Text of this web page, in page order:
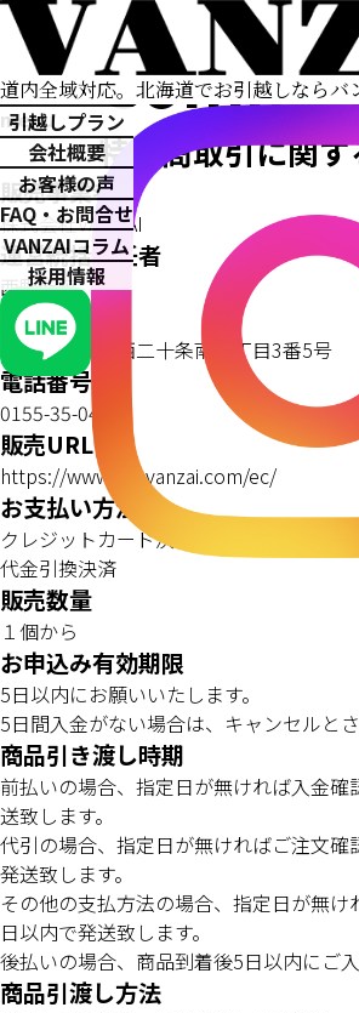
道内全域対応。 北海道でお引越しならバ
menu
引越しプラン
会社概要
お客様の声
FAQ・お問合せ
VANZAIコラム
採用情報
特定商取引に関
販売事業者
株式会社VANZAI
運営統括責任者
西野智暁
所在地
北海道帯広市西二十条南二丁目3番5号
電話番号
0155-35-0441
販売URL
https://www.vanvanzai.com/ec/
お支払い方法
クレジットカード決済
代金引換決済
販売数量
１個から
お申込み有効期限
5日以内にお願いいたします。
5日間入金がない場合は、キャンセルと
商品引き渡し時期
前払いの場合、指定日が無ければ入金
送致します。
代引の場合、指定日が無ければご注文確
発送致します。
その他の支払方法の場合、指定日が無け
日以内で発送致します。
後払いの場合、商品到着後5日以内にご入
商品引渡し方法